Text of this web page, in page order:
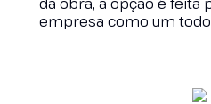
da obra, a opção é feita
empresa como um